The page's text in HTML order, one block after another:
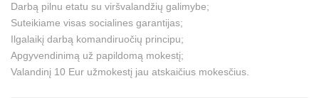
Darbą pilnu etatu su viršvalandžių galimybe;
Suteikiame visas socialines garantijas;
Ilgalaikį darbą komandiruočių principu;
Apgyvendinimą už papildomą mokestį;
Valandinį 10 Eur užmokestį jau atskaičius mokesčius.